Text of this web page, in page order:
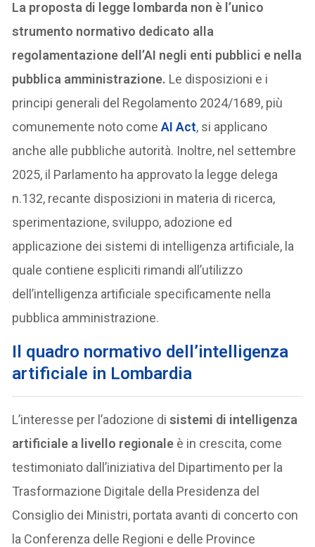
La proposta di legge lombarda non è l’unico
strumento normativo dedicato alla
regolamentazione dell’AI negli enti pubblici e nella
pubblica amministrazione. Le disposizioni e i
principi generali del Regolamento 2024/1689, più
comunemente noto comeAI Act, si applicano
anche alle pubbliche autorità. Inoltre, nel settembre
2025, il Parlamento ha approvato la legge delega
n.132, recante disposizioni in materia di ricerca,
sperimentazione, sviluppo, adozione ed
applicazione dei sistemi di intelligenza artificiale, la
quale contiene espliciti rimandi all’utilizzo
dell’intelligenza artificiale specificamente nella
pubblica amministrazione.
Il quadro normativo dell’intelligenza
artificiale in Lombardia
L’interesse per l’adozione disistemi di intelligenza
artificiale a livello regionale è in crescita, come
testimoniato dall’iniziativa del Dipartimento per la
Trasformazione Digitale della Presidenza del
Consiglio dei Ministri, portata avanti di concerto con
la Conferenza delle Regioni e delle Province